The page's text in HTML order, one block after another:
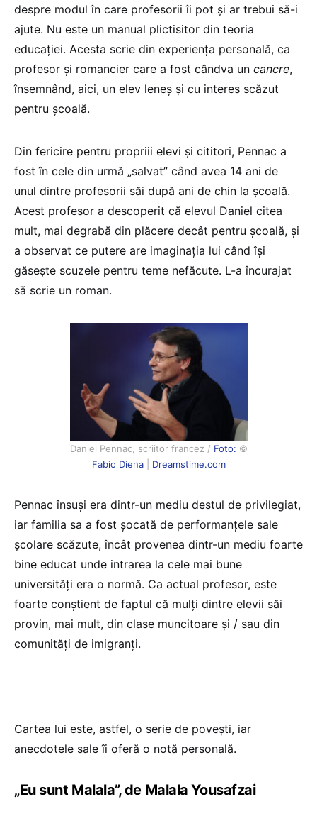
despre modul în care profesorii îi pot și ar trebui să-i
ajute. Nu este un manual plictisitor din teoria
educației. Acesta scrie din experiența personală, ca
profesor și romancier care a fost cândva un cancre,
însemnând, aici, un elev leneș și cu interes scăzut
pentru școală.
Din fericire pentru propriii elevi și cititori, Pennac a
fost în cele din urmă „salvat” când avea 14 ani de
unul dintre profesorii săi după ani de chin la școală.
Acest profesor a descoperit că elevul Daniel citea
mult, mai degrabă din plăcere decât pentru școală, și
a observat ce putere are imaginația lui când își
găsește scuzele pentru teme nefăcute. L-a încurajat
să scrie un roman.
Daniel Pennac, scriitor francez / Foto: ©
Fabio Diena| Dreamstime.com
Pennac însuși era dintr-un mediu destul de privilegiat,
iar familia sa a fost șocată de performanțele sale
școlare scăzute, încât provenea dintr-un mediu foarte
bine educat unde intrarea la cele mai bune
universități era o normă. Ca actual profesor, este
foarte conștient de faptul că mulți dintre elevii săi
provin, mai mult, din clase muncitoare și / sau din
comunități de imigranți.
Cartea lui este, astfel, o serie de povești, iar
anecdotele sale îi oferă o notă personală.
„Eu sunt Malala”, de Malala Yousafzai